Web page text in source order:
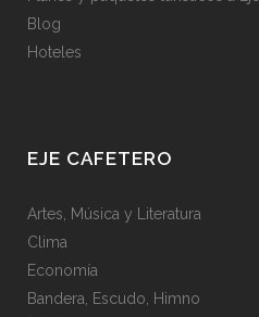
Blog
Hoteles
EJE CAFETERO
Artes, Música y Literatura
Clima
Economía
Bandera, Escudo, Himno